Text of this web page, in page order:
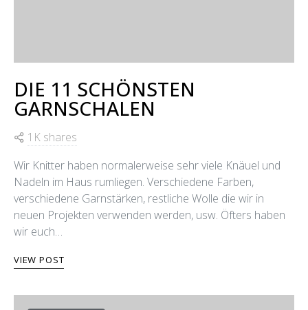
DIE 11 SCHÖNSTEN
GARNSCHALEN
1K shares
Wir Knitter haben normalerweise sehr viele Knäuel und
Nadeln im Haus rumliegen. Verschiedene Farben,
verschiedene Garnstärken, restliche Wolle die wir in
neuen Projekten verwenden werden, usw. Öfters haben
wir euch…
VIEW POST